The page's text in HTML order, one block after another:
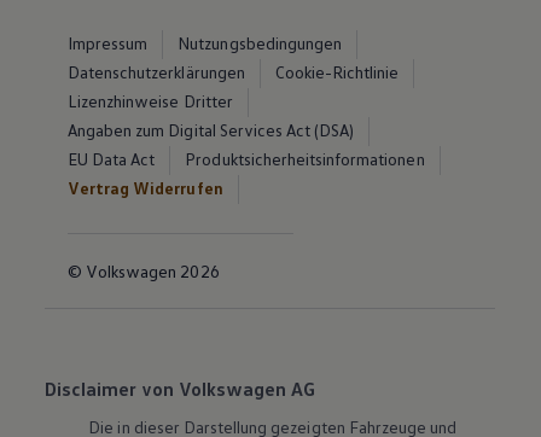
Impressum
Nutzungsbedingungen
Datenschutzerklärungen
Cookie-Richtlinie
Lizenzhinweise Dritter
Angaben zum Digital Services Act (DSA)
EU Data Act
Produktsicherheitsinformationen
Vertrag Widerrufen
© Volkswagen 2026
Disclaimer von Volkswagen AG
Die in dieser Darstellung gezeigten Fahrzeuge und